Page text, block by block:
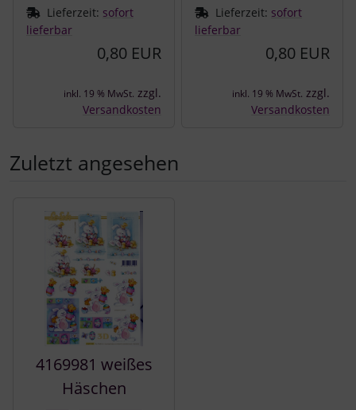
Lieferzeit: sofort
lieferbar
0,80 EUR
inkl. 19 % MwSt. zzgl.
Versandkosten
Lieferzeit: sofort
lieferbar
0,80 EUR
inkl. 19 % MwSt. zzgl.
Versandkosten
Zuletzt angesehen
4169981 weißes
Häschen